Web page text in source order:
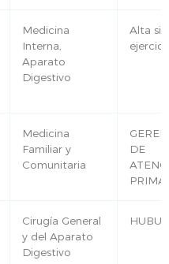
Medicina
Interna,
Aparato
Digestivo
Alta sin
Medicina
Familiar y
Comunitaria
DE
Cirugía General
y del Aparato
Digestivo
HUBU